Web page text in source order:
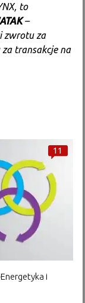
to
–
zwrotu za
transakcje na
11
i